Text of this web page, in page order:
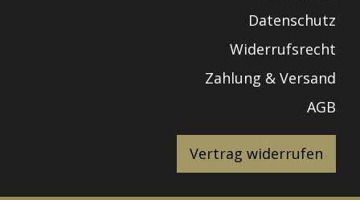
Datenschutz
Widerrufsrecht
Zahlung & Versand
AGB
Vertrag widerrufen